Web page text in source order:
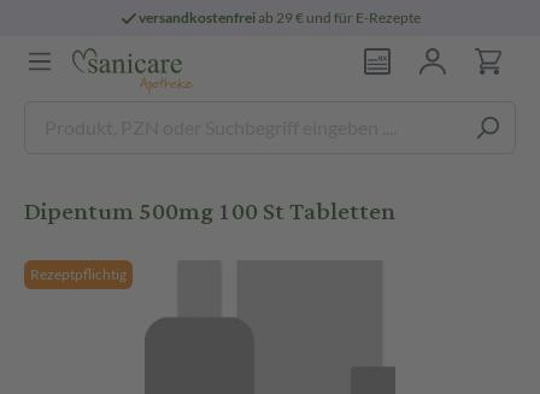
versandkostenfreiab 29 € und für E-Rezepte
Dipentum 500mg 100 St Tabletten
Rezeptpflichtig